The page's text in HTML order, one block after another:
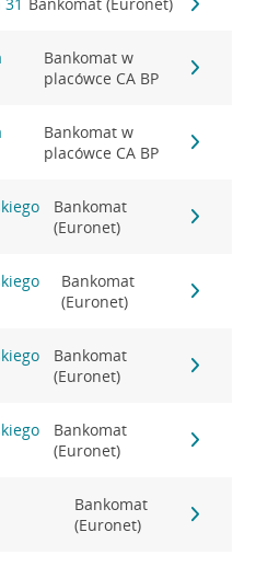
Bankomat w
placówce CA BP
Bankomat w
placówce CA BP
Bankomat
(Euronet)
Bankomat
(Euronet)
Bankomat
(Euronet)
Bankomat
(Euronet)
Bankomat
(Euronet)